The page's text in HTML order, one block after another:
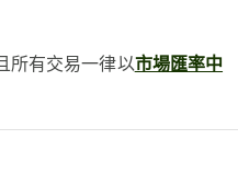
所有交易一律以市場匯率中